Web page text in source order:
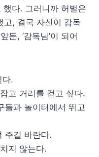
했다. 그러니까 허벌은
고, 결국 자신이 감독
둔, ‘감독님’이 되어
다.
고 거리를 걷고 싶다.
들과 놀이터에서 뛰고
주길 바란다.
지 않는다.